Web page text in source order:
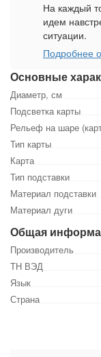
Основные
Диаметр, см
Подсветка карты
Рельеф на шаре
Тип карты
Карта
Тип подставки
Материал подставки
Материал дуги
Общая
Производитель
ТН ВЭД
Язык
Страна
На каждый
идем
ситуации.
Подробнее